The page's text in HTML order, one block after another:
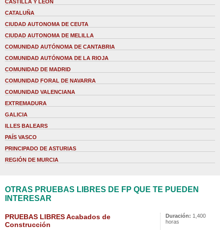
CASTILLA Y LEÓN
CATALUÑA
CIUDAD AUTONOMA DE CEUTA
CIUDAD AUTONOMA DE MELILLA
COMUNIDAD AUTÓNOMA DE CANTABRIA
COMUNIDAD AUTÓNOMA DE LA RIOJA
COMUNIDAD DE MADRID
COMUNIDAD FORAL DE NAVARRA
COMUNIDAD VALENCIANA
EXTREMADURA
GALICIA
ILLES BALEARS
PAÍS VASCO
PRINCIPADO DE ASTURIAS
REGIÓN DE MURCIA
OTRAS PRUEBAS LIBRES DE FP QUE TE PUEDEN
INTERESAR
PRUEBAS LIBRES Acabados de
Construcción
Duración: 1,400
horas